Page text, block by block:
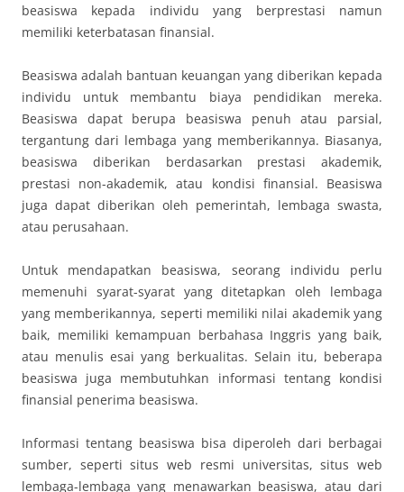
beasiswa kepada individu yang berprestasi namun
memiliki keterbatasan finansial.
Beasiswa adalah bantuan keuangan yang diberikan kepada
individu untuk membantu biaya pendidikan mereka.
Beasiswa dapat berupa beasiswa penuh atau parsial,
tergantung dari lembaga yang memberikannya. Biasanya,
beasiswa diberikan berdasarkan prestasi akademik,
prestasi non-akademik, atau kondisi finansial. Beasiswa
juga dapat diberikan oleh pemerintah, lembaga swasta,
atau perusahaan.
Untuk mendapatkan beasiswa, seorang individu perlu
memenuhi syarat-syarat yang ditetapkan oleh lembaga
yang memberikannya, seperti memiliki nilai akademik yang
baik, memiliki kemampuan berbahasa Inggris yang baik,
atau menulis esai yang berkualitas. Selain itu, beberapa
beasiswa juga membutuhkan informasi tentang kondisi
finansial penerima beasiswa.
Informasi tentang beasiswa bisa diperoleh dari berbagai
sumber, seperti situs web resmi universitas, situs web
lembaga-lembaga yang menawarkan beasiswa, atau dari